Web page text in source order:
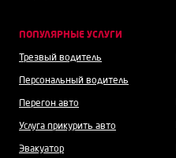
ПОПУЛЯРНЫЕ УСЛУГИ
Трезвый водитель
Персональный водитель
Перегон авто
Услуга прикурить авто
Эвакуатор